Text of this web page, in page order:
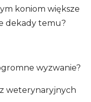
koniom większe
dekady temu?
wyzwanie?
weterynaryjnych